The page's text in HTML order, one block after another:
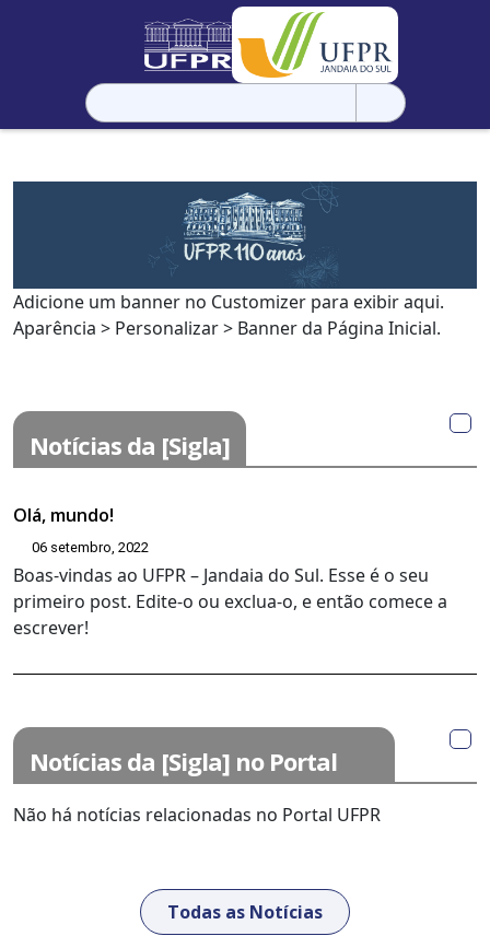
Pesquisar
por:
Adicione um banner no Customizer para exibir aqui.
Aparência > Personalizar > Banner da Página Inicial.
Notícias da [Sigla]
Olá, mundo!
06 setembro, 2022
Boas-vindas ao UFPR – Jandaia do Sul. Esse é o seu
primeiro post. Edite-o ou exclua-o, e então comece a
escrever!
Notícias da [Sigla] no Portal
Não há notícias relacionadas no Portal UFPR
Todas as Notícias